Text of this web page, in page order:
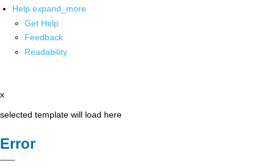
Help expand_more
Get Help
Feedback
Readability
x
selected template will load here
Error